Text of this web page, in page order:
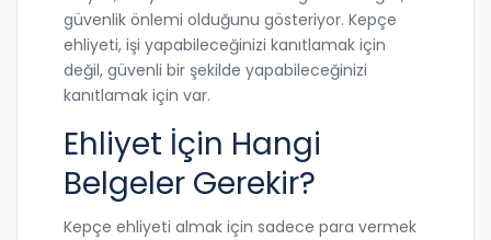
güvenlik önlemi olduğunu gösteriyor. Kepçe
ehliyeti, işi yapabileceğinizi kanıtlamak için
değil, güvenli bir şekilde yapabileceğinizi
kanıtlamak için var.
Ehliyet İçin Hangi
Belgeler Gerekir?
Kepçe ehliyeti almak için sadece para vermek